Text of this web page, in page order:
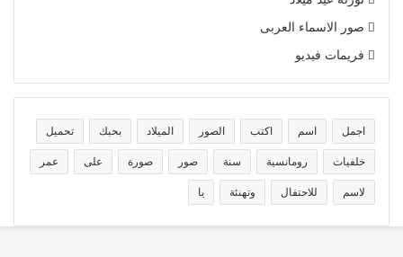
صور الاسماء العربى
فريمات فيديو
اجمل اسم اكتب الصور الميلاد بحبك تحميل
خلفيات رومانسية سنة صور صورة على عمر
لاسم للاحتفال وتهنئة يا